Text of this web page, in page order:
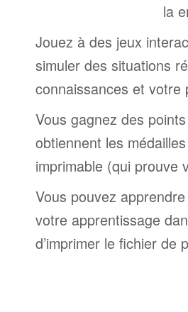
la
Jouez à des jeux
simuler des situations
connaissances et votre
Vous gagnez des
obtiennent les
imprimable (qui prouve
Vous pouvez
votre apprentissage
d’imprimer le fichier de